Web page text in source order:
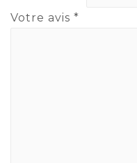
Votre avis *